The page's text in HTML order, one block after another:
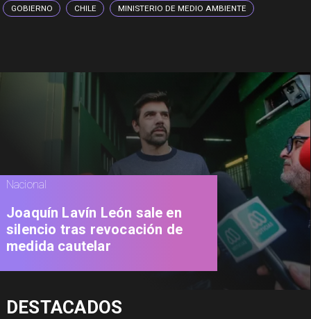
GOBIERNO CHILE MINISTERIO DE MEDIO AMBIENTE
Nacional
Joaquín Lavín León sale en
silencio tras revocación de
medida cautelar
DESTACADOS